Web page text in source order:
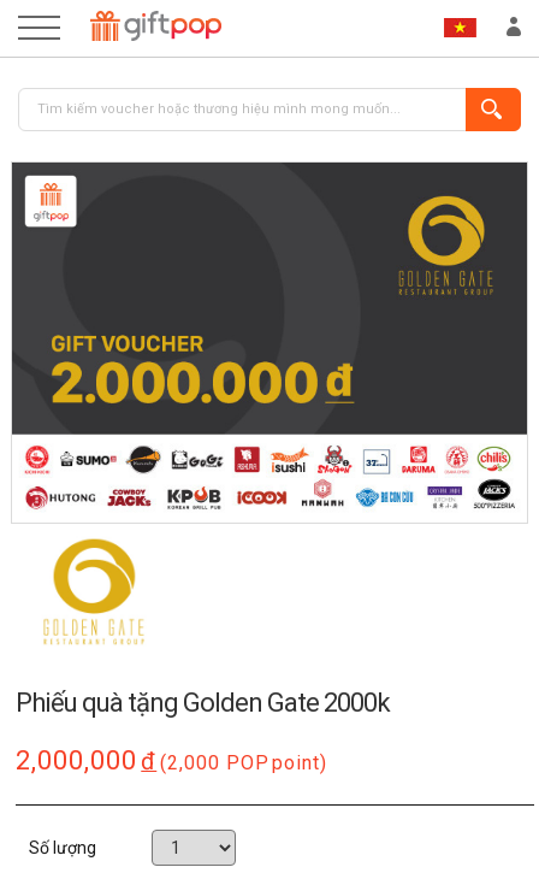
ĐĂNG NHẬP
Phiếu quà tặng Golden Gate 2000k
2,000,000 đ (2,000 POP point)
Số lượng